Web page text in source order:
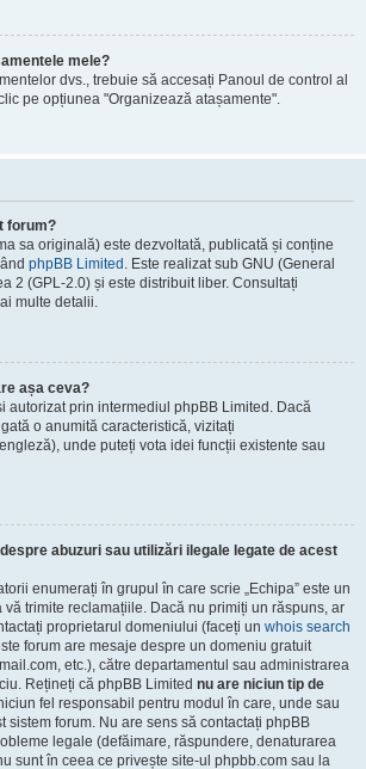
mele?
dvs., trebuie să accesați Panoul de control al
pe opțiunea "Organizează atașamente".
forum?
sa originală) este dezvoltată, publicată și conține
phpBB Limited . Este realizat sub GNU (General
2 (GPL-2.0) și este distribuit liber. Consultați
multe detalii.
așa ceva?
autorizat prin intermediul phpBB Limited. Dacă
o anumită caracteristică, vizitați
unde puteți vota idei funcții existente sau
abuzuri sau utilizări ilegale legate de acest
enumerați în grupul în care scrie „Echipa” este un
vă trimite reclamațiile. Dacă nu primiți un răspuns, ar
proprietarul domeniului (faceți un whois search
forum are mesaje despre un domeniu gratuit
etc.), către departamentul sau administrarea
Rețineți că phpBB Limited nu are niciun tip de
fel responsabil pentru modul în care, unde sau
sistem forum. Nu are sens să contactați phpBB
legale (defăimare, răspundere, denaturarea
sunt în ceea ce privește site-ul phpbb.com sau la